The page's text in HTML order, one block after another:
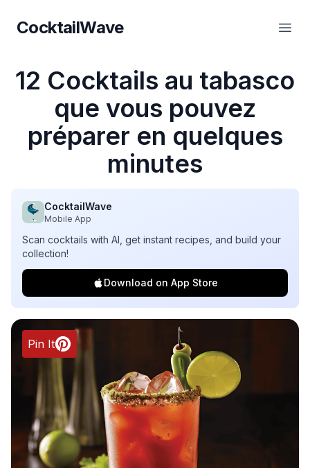
CocktailWave
CocktailWave
12 Cocktails au tabasco
que vous pouvez
préparer en quelques
minutes
CocktailWave
Mobile App
Scan cocktails with AI, get instant recipes, and build your
collection!
Download on App Store
Pin It